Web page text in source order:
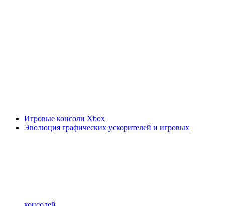
Игровые консоли Xbox
Эволюция графических ускорителей и игровых